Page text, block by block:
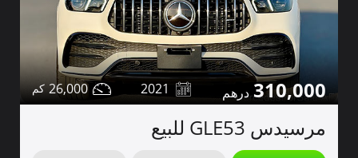
310,000
2021
26,000
مرسيدس GLE53 للبيع